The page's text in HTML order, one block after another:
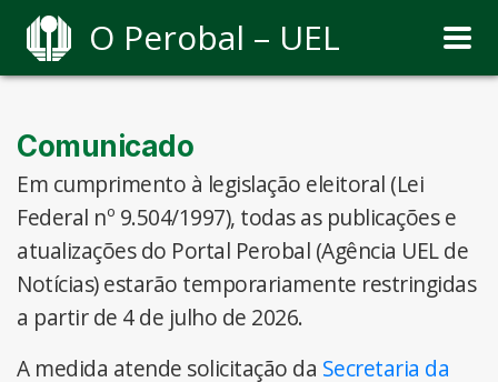
O Perobal – UEL
Comunicado
Em cumprimento à legislação eleitoral (Lei
Federal nº 9.504/1997), todas as publicações e
atualizações do Portal Perobal (Agência UEL de
Notícias) estarão temporariamente restringidas
a partir de 4 de julho de 2026.
A medida atende solicitação da Secretaria da